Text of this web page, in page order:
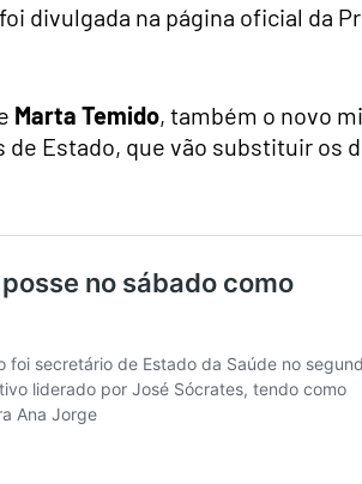
divulgada na página oficial da
Marta Temido, também o novo
Estado, que vão substituir os